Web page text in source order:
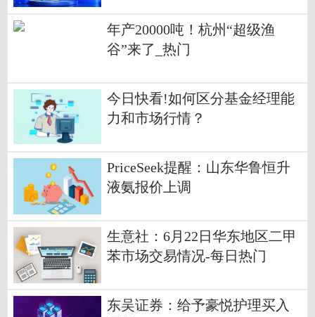
年产20000吨！杭州“超级渔
谷”来了_热门
今日快看!如何区分基金经理能
力和市场行情？
PriceSeek提醒：山东华鲁恒升
液氨报价上调
生意社：6月22日华东地区二甲
苯市场交易情况-每日热门
东吴证券：给予豪悦护理买入